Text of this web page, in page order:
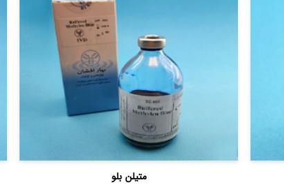
متیلن بلو